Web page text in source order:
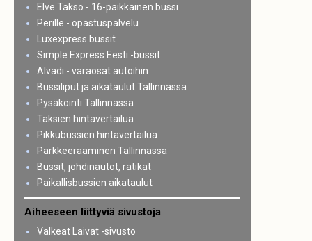
Elve Takso - 16-paikkainen bussi
Perille - opastuspalvelu
Luxexpress bussit
Simple Express Eesti -bussit
Alvadi - varaosat autoihin
Bussiliput ja aikataulut Tallinnassa
Pysäköinti Tallinnassa
Taksien hintavertailua
Pikkubussien hintavertailua
Parkkeeraaminen Tallinnassa
Bussit, johdinautot, ratikat
Paikallisbussien aikataulut
Aiheeseen liittyviä sivustoja
Valkeat Laivat -sivusto